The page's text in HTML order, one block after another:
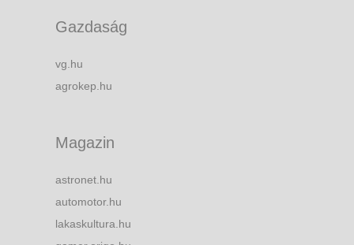
Gazdaság
vg.hu
agrokep.hu
Magazin
astronet.hu
automotor.hu
lakaskultura.hu